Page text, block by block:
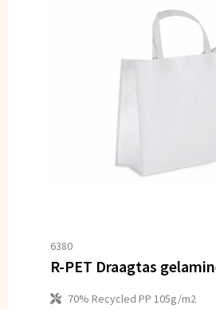
6380
70% Recycled PP 105g/m2